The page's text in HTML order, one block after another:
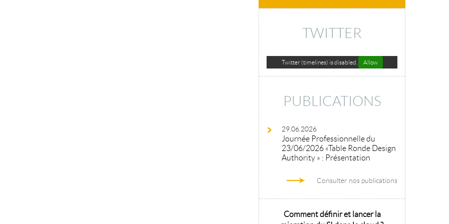
TWITTER
Twitter (timelines) is disabled. Allow
PUBLICATIONS
29.06.2026
Journée Professionnelle du
23/06/2026 «Table Ronde Design
Authority » : Présentation
Consulter nos publications
Comment définir et lancer la
Architecture